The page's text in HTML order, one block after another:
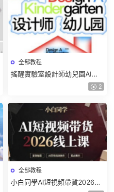
全部教程
搖醒實驗室設計師幼兒園AI軟
件基礎課2025【畫質不錯有素
2
全部教程
小白同學AI短視頻帶貨2026線